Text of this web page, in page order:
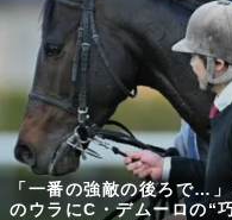
「一番の強敵の後ろで…
のウラにC・デムーロの“